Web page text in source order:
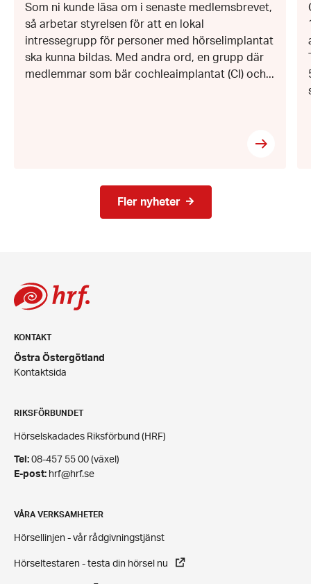
Som ni kunde läsa om i senaste medlemsbrevet,
så arbetar styrelsen för att en lokal
intressegrupp för personer med hörselimplantat
ska kunna bildas. Med andra ord, en grupp där
medlemmar som bär cochleaimplantat (CI) och...
Fler nyheter
KONTAKT
Östra Östergötland
Kontaktsida
RIKSFÖRBUNDET
Hörselskadades Riksförbund (HRF)
Tel: 08-457 55 00 (växel)
E-post: hrf@hrf.se
VÅRA VERKSAMHETER
Hörsellinjen - vår rådgivningstjänst
Hörseltestaren - testa din hörsel nu